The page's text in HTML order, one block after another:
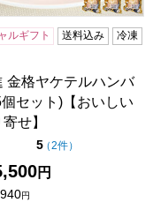
に登録する
ルギフト 送料込み 冷凍
金格ヤケテルハンバ
セット)【おいしい
せ】
5点（5点満点中）
（2件の評価
）
円
円